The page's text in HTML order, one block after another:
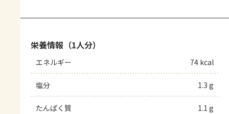
栄養情報（1人分）
エネルギー 74 kcal
塩分 1.3 g
たんぱく質 1.1 g